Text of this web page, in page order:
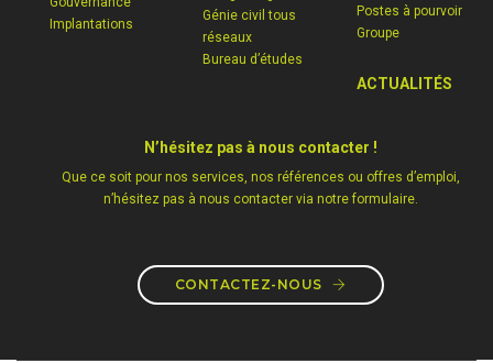
Implantations
Génie civil tous
réseaux
Bureau d’études
Postes à pourvoir
Groupe
ACTUALITÉS
N’hésitez pas à nous contacter !
Que ce soit pour nos services, nos références ou offres d’emploi,
n’hésitez pas à nous contacter via notre formulaire.
CONTACTEZ-NOUS